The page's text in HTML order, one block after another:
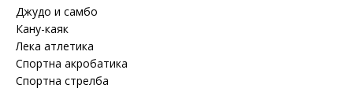
Джудо и самбо
Кану-каяк
Лека атлетика
Спортна акробатика
Спортна стрелба